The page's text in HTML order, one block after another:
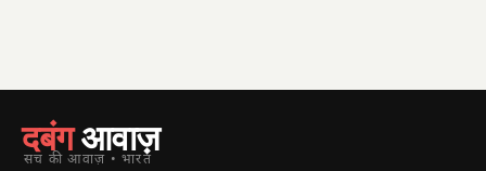
दबंगआवाज़
सच की आवाज़ • भारत